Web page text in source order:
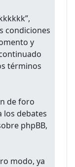
condiciones
y
términos
de foro
los debates
phpBB,
modo, ya